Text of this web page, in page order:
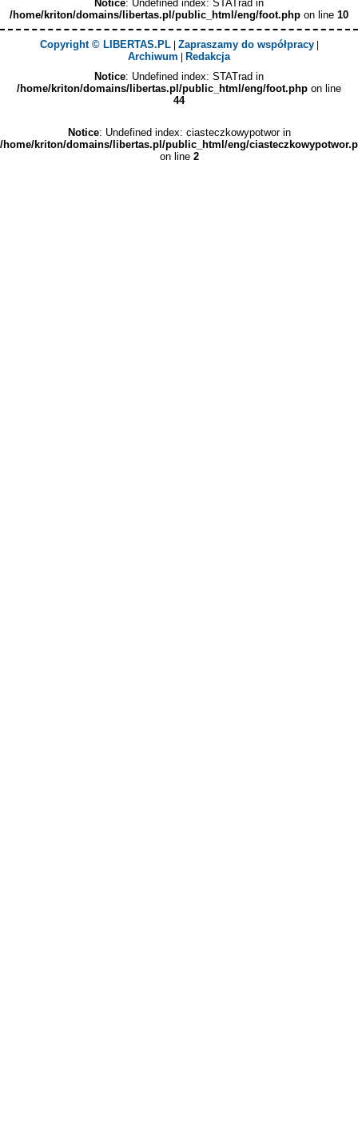
Notice: Undefined index: STATrad in
/home/kriton/domains/libertas.pl/public_html/eng/foot.php on line 10
Copyright © LIBERTAS.PL| Zapraszamy do współpracy|
Archiwum | Redakcja
Notice: Undefined index: STATrad in
/home/kriton/domains/libertas.pl/public_html/eng/foot.php on line
44
Notice: Undefined index: ciasteczkowypotwor in
/home/kriton/domains/libertas.pl/public_html/eng/
on line 2